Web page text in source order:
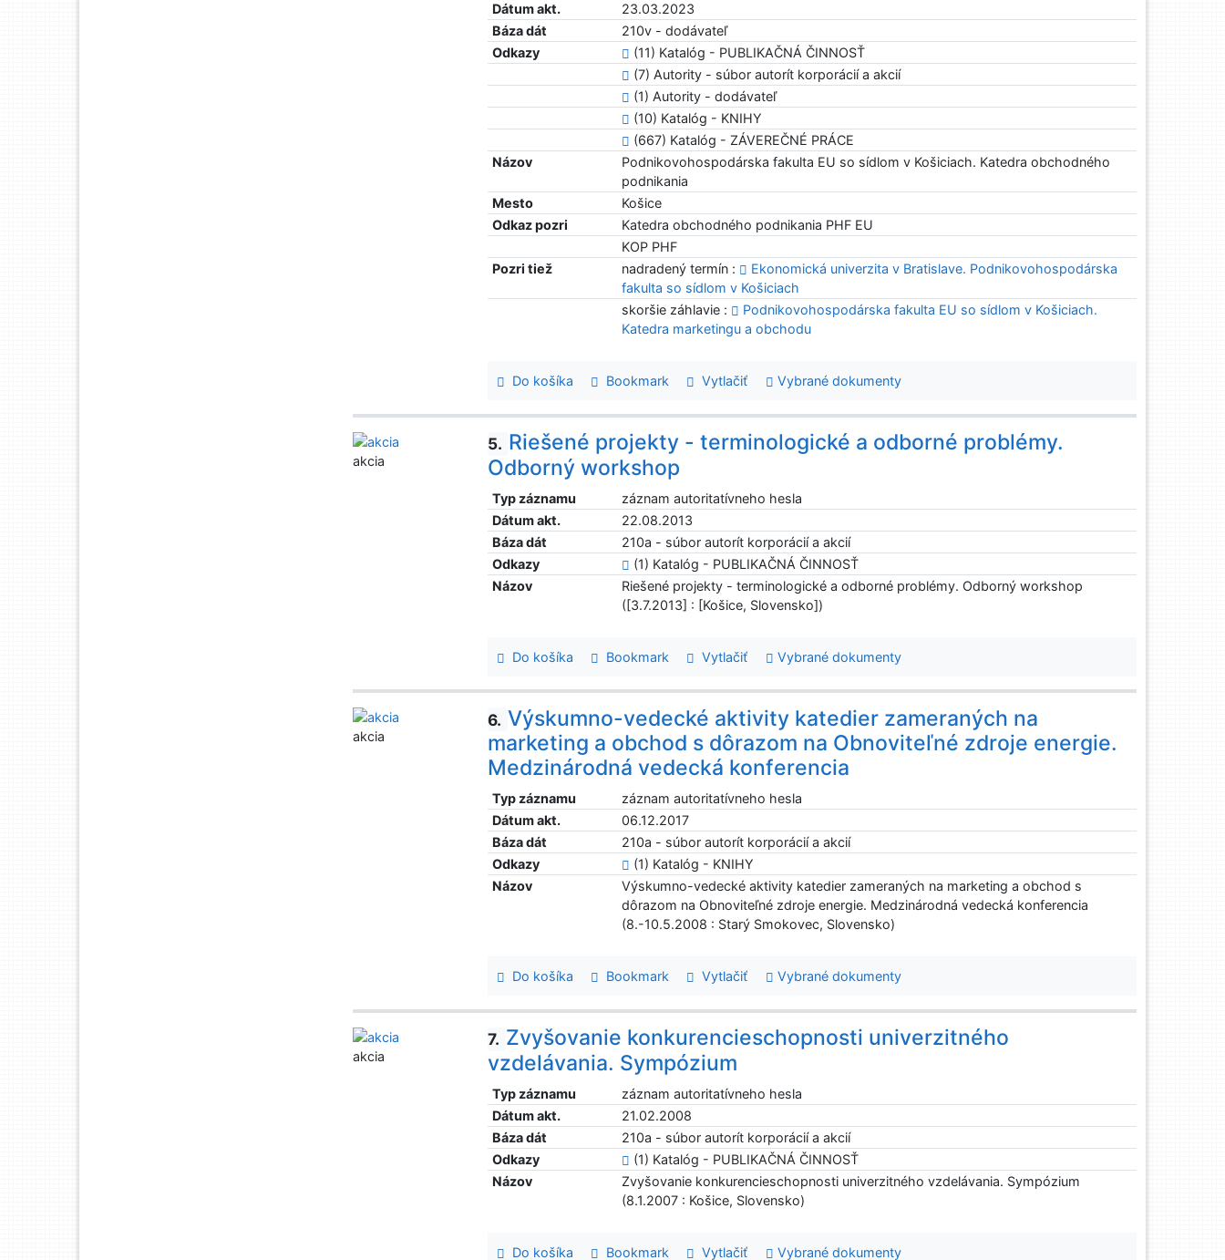
Dátum akt.
23.03.2023
Báza dát
210v - dodávateľ
Odkazy
(11) Katalóg - PUBLIKAČNÁ ČINNOSŤ
(7) Autority - súbor autorít korporácií a akcií
(1) Autority - dodávateľ
(10) Katalóg - KNIHY
(667) Katalóg - ZÁVEREČNÉ PRÁCE
Názov
Podnikovohospodárska fakulta EU so sídlom v Košiciach. Katedra obchodného
podnikania
Mesto
Košice
Odkaz pozri
Katedra obchodného podnikania PHF EU
KOP PHF
Pozri tiež
nadradený termín :
Ekonomická univerzita v Bratislave. Podnikovohospodárska
fakulta so sídlom v Košiciach
skoršie záhlavie :
Podnikovohospodárska fakulta EU so sídlom v Košiciach.
Katedra marketingu a obchodu
Do košíka Bookmark Vytlačiť Vybrané dokumenty
5. Riešené projekty - terminologické a odborné problémy.
Odborný workshop
Typ záznamu
záznam autoritatívneho hesla
Dátum akt.
22.08.2013
Báza dát
210a - súbor autorít korporácií a akcií
Odkazy
(1) Katalóg - PUBLIKAČNÁ ČINNOSŤ
Názov
Riešené projekty - terminologické a odborné problémy. Odborný workshop
([3.7.2013] : [Košice, Slovensko])
Do košíka Bookmark Vytlačiť Vybrané dokumenty
akcia
6. Výskumno-vedecké aktivity katedier zameraných na
marketing a obchod s dôrazom na Obnoviteľné zdroje energie.
Medzinárodná vedecká konferencia
Typ záznamu
záznam autoritatívneho hesla
Dátum akt.
06.12.2017
Báza dát
210a - súbor autorít korporácií a akcií
Odkazy
(1) Katalóg - KNIHY
Názov
Výskumno-vedecké aktivity katedier zameraných na marketing a obchod s
dôrazom na Obnoviteľné zdroje energie. Medzinárodná vedecká konferencia
(8.-10.5.2008 : Starý Smokovec, Slovensko)
Do košíka Bookmark Vytlačiť Vybrané dokumenty
akcia
7. Zvyšovanie konkurencieschopnosti univerzitného
vzdelávania. Sympózium
Typ záznamu
záznam autoritatívneho hesla
Dátum akt.
21.02.2008
Báza dát
210a - súbor autorít korporácií a akcií
Odkazy
(1) Katalóg - PUBLIKAČNÁ ČINNOSŤ
Názov
Zvyšovanie konkurencieschopnosti univerzitného vzdelávania. Sympózium
(8.1.2007 : Košice, Slovensko)
Do košíka Bookmark Vytlačiť Vybrané dokumenty
akcia